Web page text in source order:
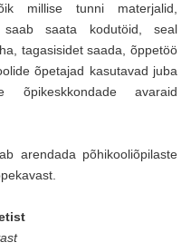
millise tunni materjalid,
saab saata kodutöid, seal
tagasisidet saada, õppetöö
õpetajad kasutavad juba
õpikeskkondade avaraid
arendada põhikooliõpilaste